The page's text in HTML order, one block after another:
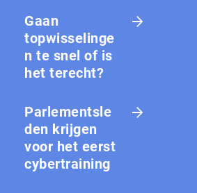
Gaan
topwisselinge
n te snel of is
het terecht?
Parlementsle
den krijgen
voor het eerst
cybertraining